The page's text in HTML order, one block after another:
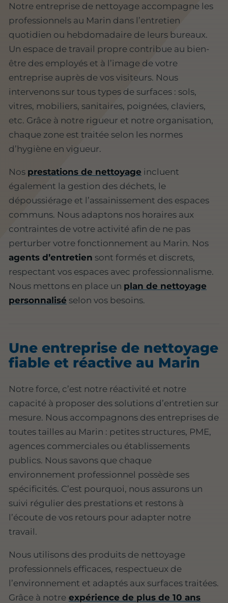
Notre entreprise de nettoyage accompagne les
professionnels au Marin dans l’entretien
quotidien ou hebdomadaire de leurs bureaux.
Un espace de travail propre contribue au bien-
être des employés et à l’image de votre
entreprise auprès de vos visiteurs. Nous
intervenons sur tous types de surfaces : sols,
vitres, mobiliers, sanitaires, poignées, claviers,
etc. Grâce à notre rigueur et notre organisation,
chaque zone est traitée selon les normes
d’hygiène en vigueur.
Nos prestations de nettoyage incluent
également la gestion des déchets, le
dépoussiérage et l’assainissement des espaces
communs. Nous adaptons nos horaires aux
contraintes de votre activité afin de ne pas
perturber votre fonctionnement au Marin. Nos
agents d’entretien sont formés et discrets,
respectant vos espaces avec professionnalisme.
Nous mettons en place un plan de nettoyage
personnalisé selon vos besoins.
Une entreprise de nettoyage
fiable et réactive au Marin
Notre force, c’est notre réactivité et notre
capacité à proposer des solutions d’entretien sur
mesure. Nous accompagnons des entreprises de
toutes tailles au Marin : petites structures, PME,
agences commerciales ou établissements
publics. Nous savons que chaque
environnement professionnel possède ses
spécificités. C’est pourquoi, nous assurons un
suivi régulier des prestations et restons à
l’écoute de vos retours pour adapter notre
travail.
Nous utilisons des produits de nettoyage
professionnels efficaces, respectueux de
l’environnement et adaptés aux surfaces traitées.
Grâce à notre expérience de plus de 10 ans